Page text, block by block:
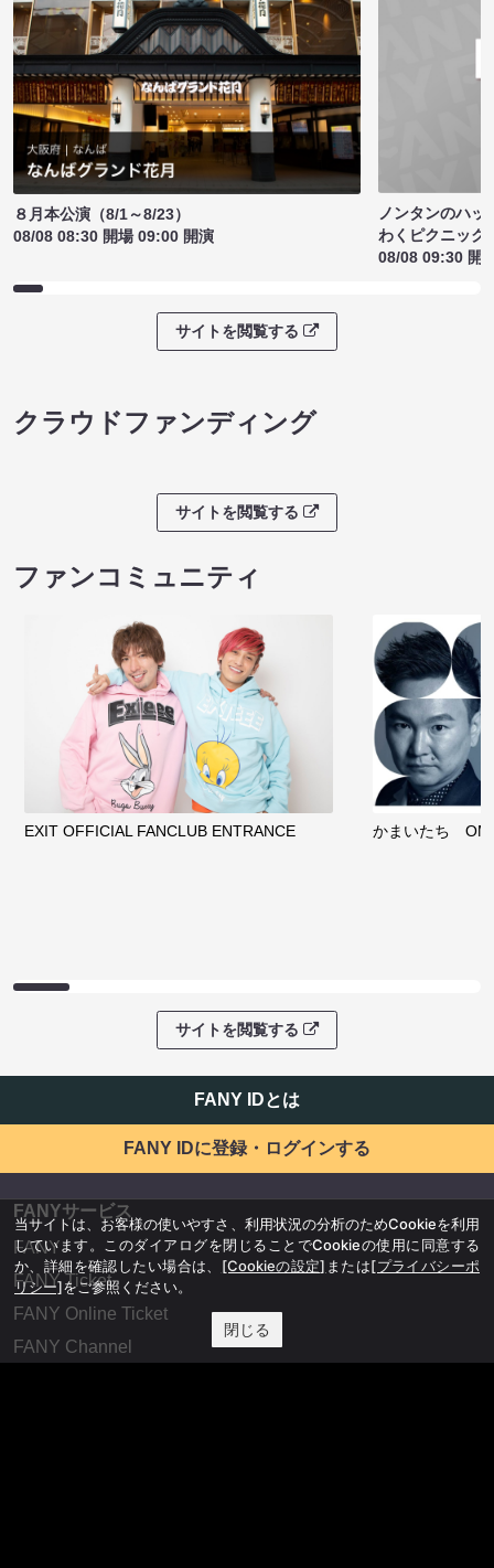
８月本公演（8/1～8/23）
08/08 08:30 開場 09:00 開演
ノンタンのハッ
わくピクニック
08/08 09:30 開
サイトを閲覧する
クラウドファンディング
サイトを閲覧する
ファンコミュニティ
EXIT OFFICIAL FANCLUB ENTRANCE かまいたち
サイトを閲覧する
FANY IDとは
FANY IDに登録・ログインする
FANYサービス
FANY
FANY Ticket
FANY Online Ticket
FANY Channel
当サイトは、お客様の使いやすさ、利用状況の分析のためCookieを利用
しています。このダイアログを閉じることでCookieの使用に同意する
か、詳細を確認したい場合は、 [Cookieの設定] または[プライバシーポ
リシー]をご参照ください。
閉じる